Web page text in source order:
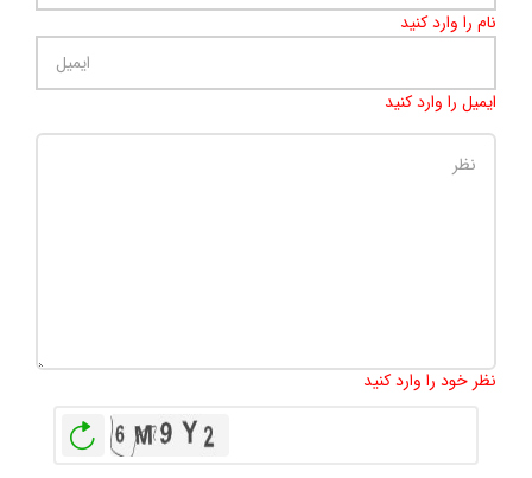
نام را وارد کنید
ایمیل را وارد کنید
نظر خود را وارد کنید